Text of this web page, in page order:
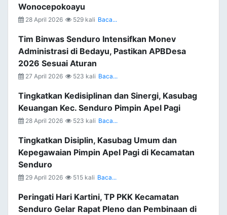
Wonocepokoayu
28 April 2026 529 kali Baca...
Tim Binwas Senduro Intensifkan Monev
Administrasi di Bedayu, Pastikan APBDesa
2026 Sesuai Aturan
27 April 2026 523 kali Baca...
Tingkatkan Kedisiplinan dan Sinergi, Kasubag
Keuangan Kec. Senduro Pimpin Apel Pagi
28 April 2026 523 kali Baca...
Tingkatkan Disiplin, Kasubag Umum dan
Kepegawaian Pimpin Apel Pagi di Kecamatan
Senduro
29 April 2026 515 kali Baca...
Peringati Hari Kartini, TP PKK Kecamatan
Senduro Gelar Rapat Pleno dan Pembinaan di